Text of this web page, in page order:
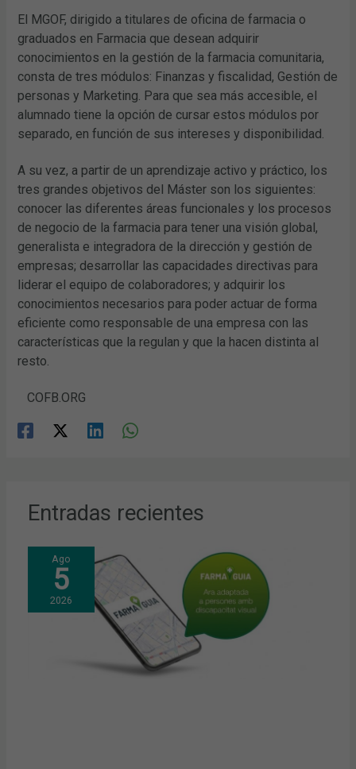
El MGOF, dirigido a titulares de oficina de farmacia o
graduados en Farmacia que desean adquirir
conocimientos en la gestión de la farmacia comunitaria,
consta de tres módulos: Finanzas y fiscalidad, Gestión de
personas y Marketing. Para que sea más accesible, el
alumnado tiene la opción de cursar estos módulos por
separado, en función de sus intereses y disponibilidad.
A su vez, a partir de un aprendizaje activo y práctico, los
tres grandes objetivos del Máster son los siguientes:
conocer las diferentes áreas funcionales y los procesos
de negocio de la farmacia para tener una visión global,
generalista e integradora de la dirección y gestión de
empresas; desarrollar las capacidades directivas para
liderar el equipo de colaboradores; y adquirir los
conocimientos necesarios para poder actuar de forma
eficiente como responsable de una empresa con las
características que la regulan y que la hacen distinta al
resto.
COFB.ORG
Entradas recientes
Ago
5
2026